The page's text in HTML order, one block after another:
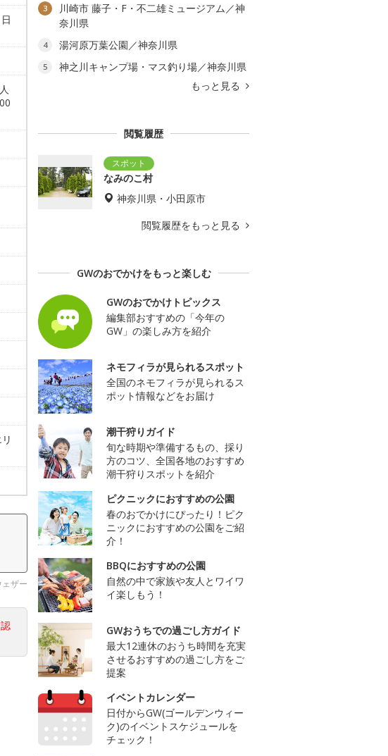
ザー
3
川崎市 藤子・F・不二雄ミュージアム／神
奈川県
4 湯河原万葉公園／神奈川県
5
神之川キャンプ場・マス釣り場／神奈川県
もっと見る
閲覧履歴
なみのこ村
神奈川県・小田原市
閲覧履歴をもっと見る
GWのおでかけをもっと楽しむ
GWのおでかけトピックス
編集部おすすめの「今年の
GW」の楽しみ方を紹介
ネモフィラが見られるスポット
全国のネモフィラが見られるス
ポット情報などをお届け
潮干狩りガイド
旬な時期や準備するもの、採り
方のコツ、全国各地のおすすめ
潮干狩りスポットを紹介
ピクニックにおすすめの公園
春のおでかけにぴったり！ピク
ニックにおすすめの公園をご紹
介！
BBQにおすすめの公園
自然の中で家族や友人とワイワ
イ楽しもう！
GWおうちでの過ごし方ガイド
最大12連休のおうち時間を充実
させるおすすめの過ごし方をご
提案
イベントカレンダー
日付からGW(ゴールデンウィー
ク)のイベントスケジュールを
チェック！